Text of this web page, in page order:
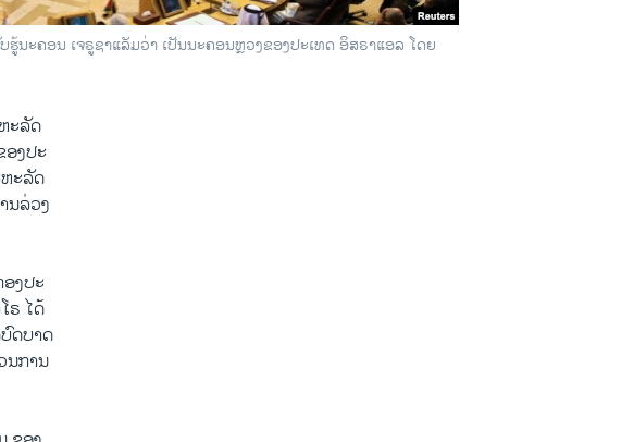
ນະຄອນ ເຈຣູຊາແລັມວ່າ ເປັນນະຄອນຫຼວງຂອງປະເທດ ອິສຣາແອລ ໂດຍ
ະລັດ
ງປະ
ະລັດ
ນລ່ວງ
ງປະ
ຣ ໄດ້
ດບາດ
ນການ